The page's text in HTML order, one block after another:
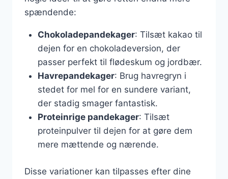
spændende:
Chokoladepandekager: Tilsæt kakao til
dejen for en chokoladeversion, der
passer perfekt til flødeskum og jordbær.
Havrepandekager: Brug havregryn i
stedet for mel for en sundere variant,
der stadig smager fantastisk.
Proteinrige pandekager: Tilsæt
proteinpulver til dejen for at gøre dem
mere mættende og nærende.
Disse variationer kan tilpasses efter dine